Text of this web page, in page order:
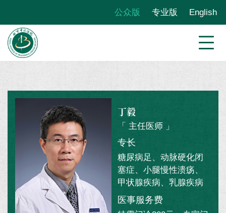
公众版 专业版 English
丁毅
「 主任医师 」
专长
糖尿病足、动脉硬化闭
塞症、小腿慢性溃疡、
甲状腺疾病、乳腺疾病
医事服务费